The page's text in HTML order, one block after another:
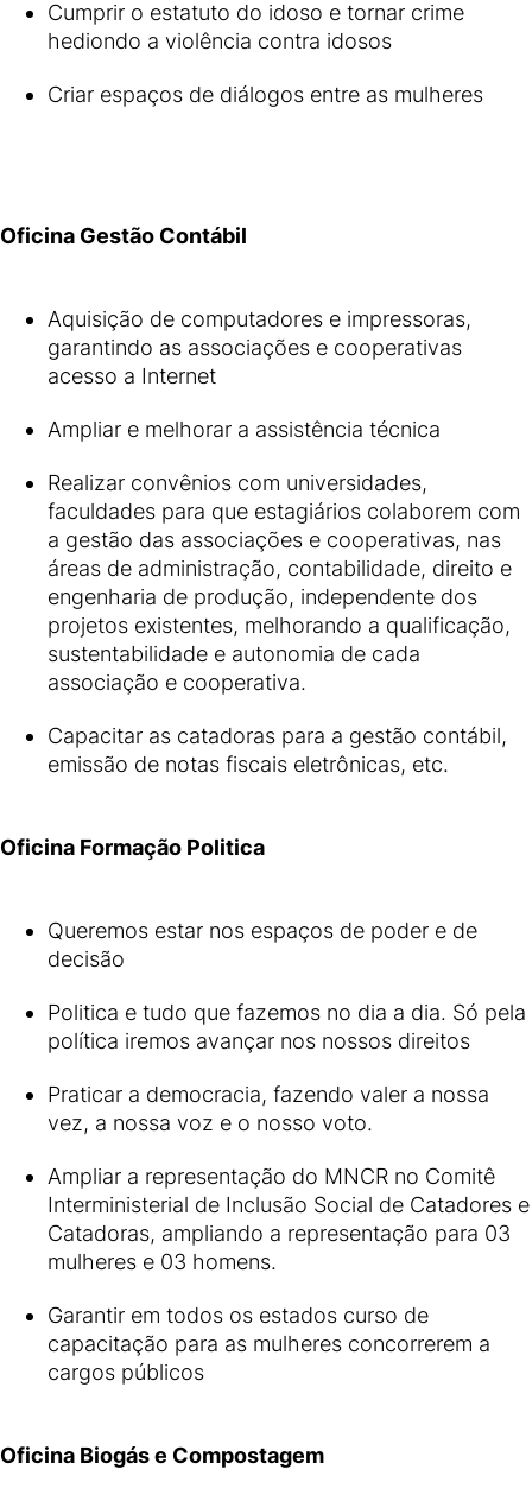
Cumprir o estatuto do idoso e tornar crime
hediondo a violência contra idosos
Criar espaços de diálogos entre as mulheres
Oficina Gestão Contábil
Aquisição de computadores e impressoras,
garantindo as associações e cooperativas
acesso a Internet
Ampliar e melhorar a assistência técnica
Realizar convênios com universidades,
faculdades para que estagiários colaborem com
a gestão das associações e cooperativas, nas
áreas de administração, contabilidade, direito e
engenharia de produção, independente dos
projetos existentes, melhorando a qualificação,
sustentabilidade e autonomia de cada
associação e cooperativa.
Capacitar as catadoras para a gestão contábil,
emissão de notas fiscais eletrônicas, etc.
Oficina Formação Politica
Queremos estar nos espaços de poder e de
decisão
Politica e tudo que fazemos no dia a dia. Só pela
política iremos avançar nos nossos direitos
Praticar a democracia, fazendo valer a nossa
vez, a nossa voz e o nosso voto.
Ampliar a representação do MNCR no Comitê
Interministerial de Inclusão Social de Catadores e
Catadoras, ampliando a representação para 03
mulheres e 03 homens.
Garantir em todos os estados curso de
capacitação para as mulheres concorrerem a
cargos públicos
Oficina Biogás e Compostagem